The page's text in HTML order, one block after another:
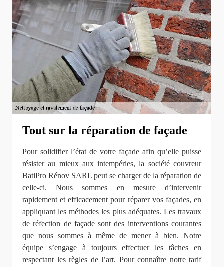
Tout sur la réparation de façade
Pour solidifier l’état de votre façade afin qu’elle puisse
résister au mieux aux intempéries, la société couvreur
BatiPro Rénov SARL peut se charger de la réparation de
celle-ci. Nous sommes en mesure d’intervenir
rapidement et efficacement pour réparer vos façades, en
appliquant les méthodes les plus adéquates. Les travaux
de réfection de façade sont des interventions courantes
que nous sommes à même de mener à bien. Notre
équipe s’engage à toujours effectuer les tâches en
respectant les règles de l’art. Pour connaître notre tarif